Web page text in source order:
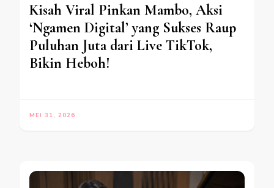
Kisah Viral Pinkan Mambo, Aksi
‘Ngamen Digital’ yang Sukses Raup
Puluhan Juta dari Live TikTok,
Bikin Heboh!
MEI 31, 2026